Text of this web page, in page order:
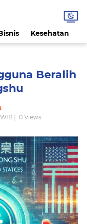
Kesehatan
Beralih
| 0Views